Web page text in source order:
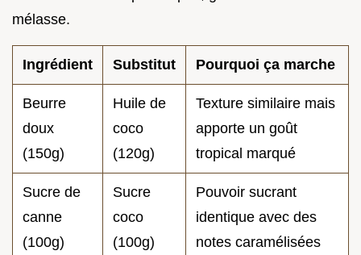
mélasse.
Ingrédient Substitut Pourquoi ça marche
Beurre
doux
(150g)
Huile de
coco
(120g)
Texture similaire mais
apporte un goût
tropical marqué
Sucre de
canne
(100g)
Sucre
coco
(100g)
Pouvoir sucrant
identique avec des
notes caramélisées